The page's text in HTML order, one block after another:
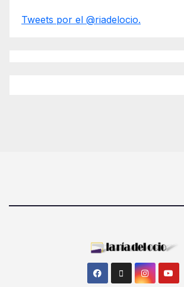
Tweets por el @riadelocio.